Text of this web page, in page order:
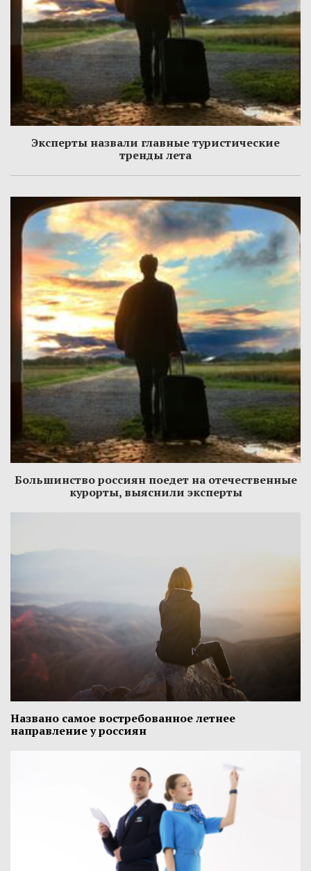
Эксперты назвали главные туристические
тренды лета
Большинство россиян поедет на отечественные
курорты, выяснили эксперты
Названо самое востребованное летнее
направление у россиян